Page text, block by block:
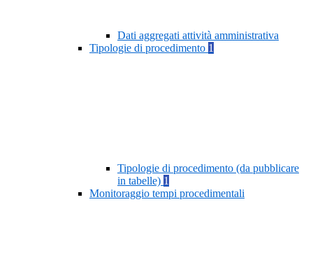
Dati aggregati attività amministrativa
Tipologie di procedimento 1
Tipologie di procedimento (da pubblicare
in tabelle) 1
Monitoraggio tempi procedimentali